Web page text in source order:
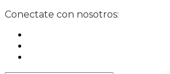
Conectate con nosotros: